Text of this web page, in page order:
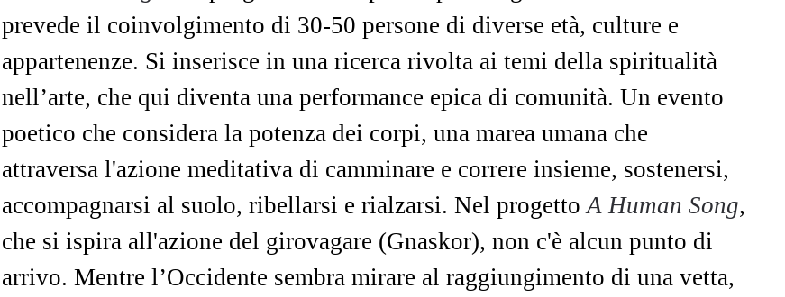
prevede il coinvolgimento di 30-50 persone di diverse età, culture e
appartenenze. Si inserisce in una ricerca rivolta ai temi della spiritualità
nell’arte, che qui diventa una performance epica di comunità. Un evento
poetico che considera la potenza dei corpi, una marea umana che
attraversa l'azione meditativa di camminare e correre insieme, sostenersi,
accompagnarsi al suolo, ribellarsi e rialzarsi. Nel progettoA Human Song,
che si ispira all'azione del girovagare (Gnaskor), non c'è alcun punto di
arrivo. Mentre l’Occidente sembra mirare al raggiungimento di una vetta,